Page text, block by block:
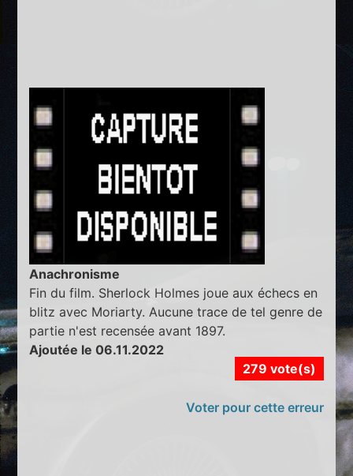
Anachronisme
Fin du film. Sherlock Holmes joue aux échecs en
blitz avec Moriarty. Aucune trace de tel genre de
partie n'est recensée avant 1897.
Ajoutée le 06.11.2022
279 vote(s)
Voter pour cette erreur